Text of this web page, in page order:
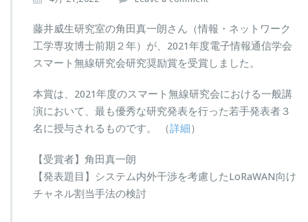
藤井威生研究室の角田真一朗さん（情報・ネットワーク
工学専攻博士前期２年）が、2021年度電子情報通信学会
スマート無線研究会研究奨励賞を受賞しました。
本賞は、2021年度のスマート無線研究会における一般講
演において、最も優秀な研究発表を行った若手発表者３
名に授与されるものです。 （詳細）
【受賞者】角田真一朗
【発表題目】システム内外干渉を考慮したLoRaWAN向け
チャネル割当手法の検討